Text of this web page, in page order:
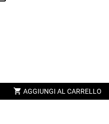
shopping_cart AGGIUNGI AL CARRELLO